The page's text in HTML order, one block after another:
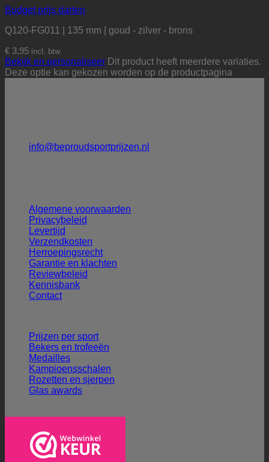
Budget prijs darten
Q120-FG011 | 135 mm | goud - zilver - brons
€ 3,95 incl. btw
Bekijk en personaliseer Dit product heeft meerdere variaties.
Deze optie kan gekozen worden op de productpagina
info@beproudsportprijzen.nl
Algemene voorwaarden
Privacybeleid
Levertijd
Verzendkosten
Herroepingsrecht
Garantie en klachten
Reviewbeleid
Kennisbank
Contact
Prijzen per sport
Bekers en trofeeën
Medailles
Kampioensschalen
Rozetten en sjerpen
Glas awards